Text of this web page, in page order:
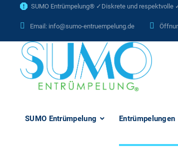
SUMO Entrümpelung® ✓Diskrete und
Email: info@sumo-entruempelung.de
SUMO Entrümpelung Entrümpelungen